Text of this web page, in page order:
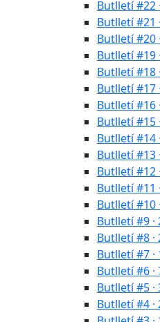
Butlletí #22
Butlletí #21
Butlletí #20
Butlletí #19
Butlletí #18
Butlletí #17
Butlletí #16
Butlletí #15
Butlletí #14
Butlletí #13
Butlletí #12
Butlletí #11
Butlletí #10
Butlletí #9
Butlletí #8
Butlletí #7
Butlletí #6
Butlletí #5
Butlletí #4